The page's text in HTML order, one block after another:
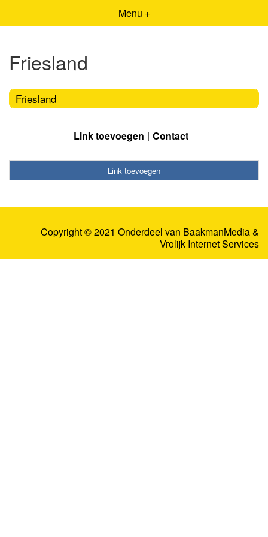
Menu +
Friesland
Friesland
Link toevoegen Contact
Link toevoegen
Copyright © 2021 Onderdeel van BaakmanMedia&
Vrolijk Internet Services